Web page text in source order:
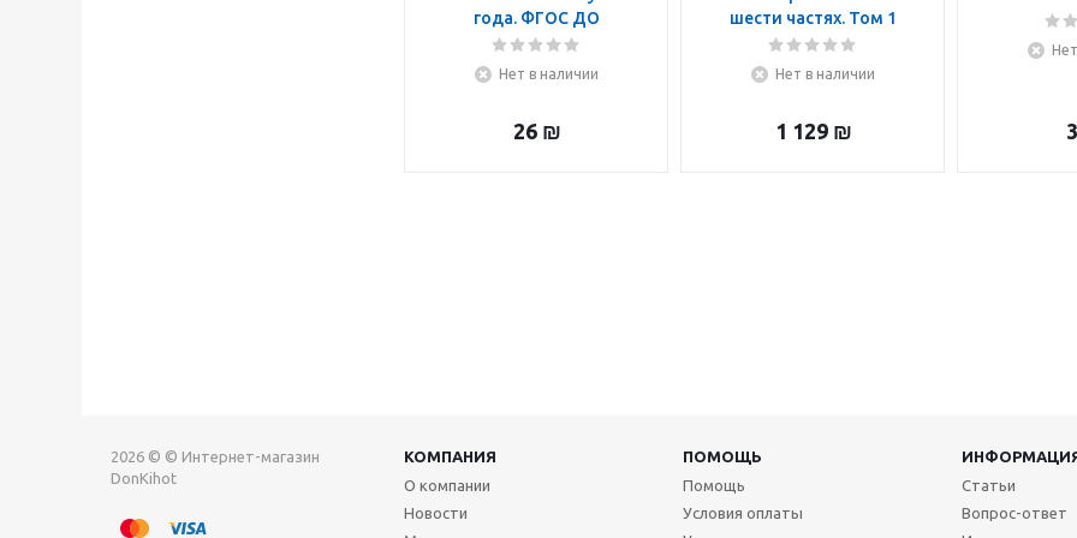
года. ФГОС ДО
Нет в наличии
26₪
шести частях. Том 1
Нет в наличии
1 129₪
2026 © © Интернет-магазин
DonKihot
КОМПАНИЯ ПОМОЩЬ
О компании
Новости
Помощь
Условия оплаты
Статьи
Вопрос-ответ